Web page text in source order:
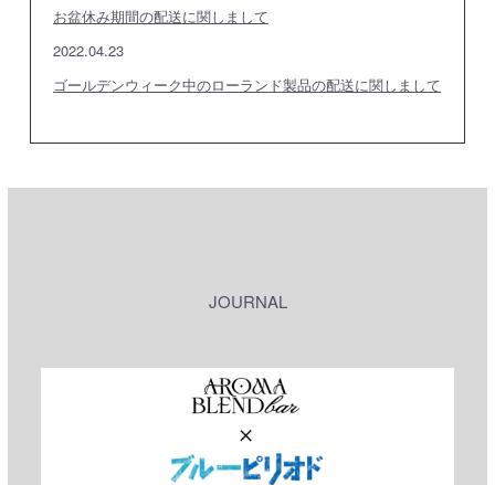
お盆休み期間の配送に関しまして
2022.04.23
ゴールデンウィーク中のローランド製品の配送に関しまして
JOURNAL